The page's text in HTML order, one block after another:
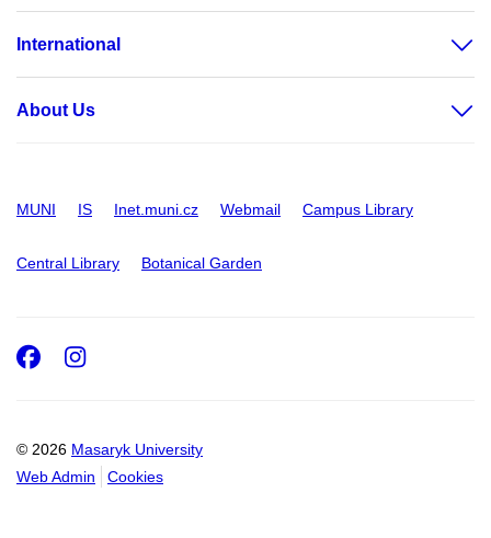
International
About Us
MUNI IS Inet.muni.cz Webmail Campus Library
Central Library Botanical Garden
© 2026 Masaryk University
Web Admin
Cookies
Facebook
Instagram